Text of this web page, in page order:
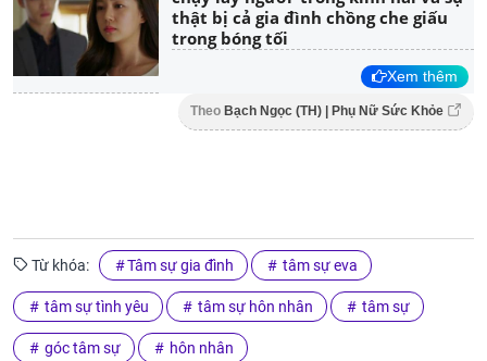
thật bị cả gia đình chồng che giấu
trong bóng tối
Xem thêm
Theo Bạch Ngọc (TH) | Phụ Nữ Sức Khỏe
Từ khóa: Tâm sự gia đình tâm sự eva
tâm sự tình yêu tâm sự hôn nhân tâm sự
góc tâm sự hôn nhân